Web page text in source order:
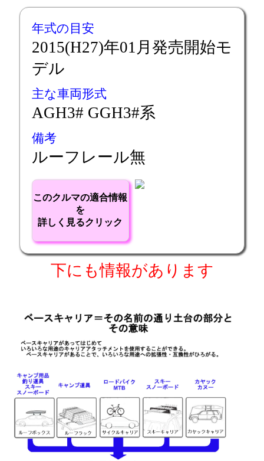
年式の目安
2015(H27)年01月発売開始モ
デル
主な車両形式
AGH3# GGH3#系
備考
ルーフレール無
このクルマの適合情報
を
詳しく見るクリック
下にも情報があります